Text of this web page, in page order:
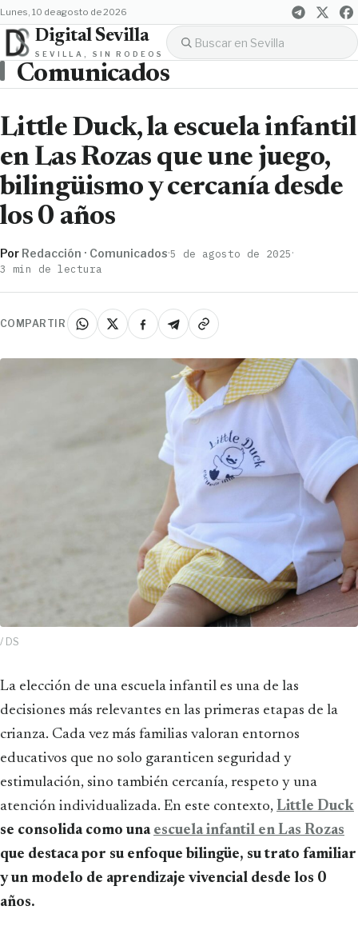
lunes, 10 de agosto de 2026
Digital Sevilla
SEVILLA, SIN RODEOS
Comunicados
Little Duck, la escuela infantil
en Las Rozas que une juego,
bilingüismo y cercanía desde
los 0 años
Por Redacción · Comunicados·5 de agosto de 2025·
3 min de lectura
COMPARTIR
/ DS
La elección de una escuela infantil es una de las
decisiones más relevantes en las primeras etapas de la
crianza. Cada vez más familias valoran entornos
educativos que no solo garanticen seguridad y
estimulación, sino también cercanía, respeto y una
atención individualizada. En este contexto, Little Duck
se consolida como una escuela infantil en Las Rozas
que destaca por su enfoque bilingüe, su trato familiar
y un modelo de aprendizaje vivencial desde los 0
años.